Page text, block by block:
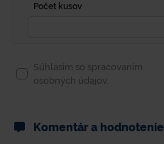
Počet kusov
Súhlasím so spracovaním
osobných údajov.
Komentár a hodnotenie